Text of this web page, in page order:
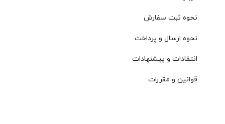
نحوه ثبت سفارش
نحوه ارسال و پرداخت
انتقادات و پیشنهادات
قوانین و مقررات